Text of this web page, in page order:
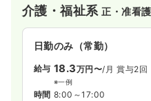
介護・福祉系正・准看
日勤のみ（常勤）
給与 18.3万円〜/月 賞与2回
※一例
時間 8:00～17:00